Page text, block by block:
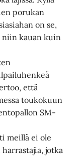
porukan
on se,
kauan kuin
että
toukokuun
SM-
meillä ei ole
jotka